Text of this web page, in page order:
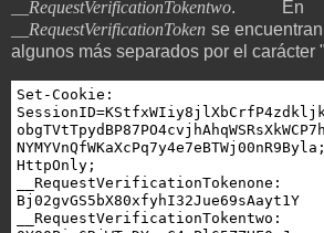
__RequestVerificationTokentwo. En
__RequestVerificationToken se
algunos más separados por el carácter
Set-Cookie:
HttpOnly;
__RequestVerificationTokenone:
Bj02gvGS5bX80xfyhI32Jue69sAayt1Y
__RequestVerificationTokentwo: